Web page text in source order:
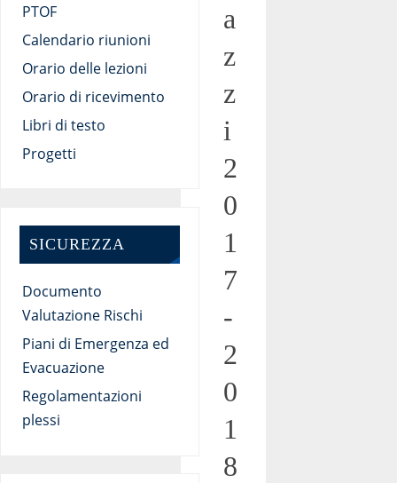
a
z
z
i
2
0
1
7
-
2
0
1
8
PTOF
Calendario riunioni
Orario delle lezioni
Orario di ricevimento
Libri di testo
Progetti
SICUREZZA
Documento
Valutazione Rischi
Piani di Emergenza ed
Evacuazione
Regolamentazioni
plessi